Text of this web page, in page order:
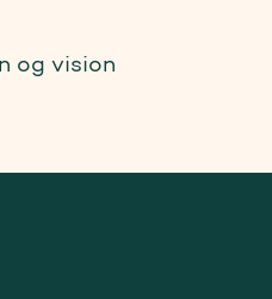
og vision